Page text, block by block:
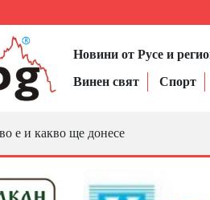
Новини от Русе и
Винен свят
Спорт
е и какво ще донесе